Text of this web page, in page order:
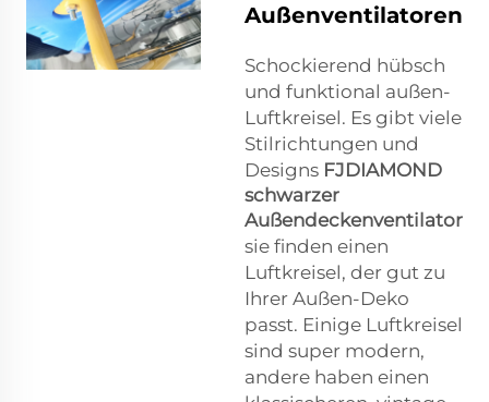
Außenventilatoren
Schockierend hübsch
und funktional außen-
Luftkreisel. Es gibt viele
Stilrichtungen und
Designs FJDIAMOND
schwarzer
Außendeckenventilator
sie finden einen
Luftkreisel, der gut zu
Ihrer Außen-Deko
passt. Einige Luftkreisel
sind super modern,
andere haben einen